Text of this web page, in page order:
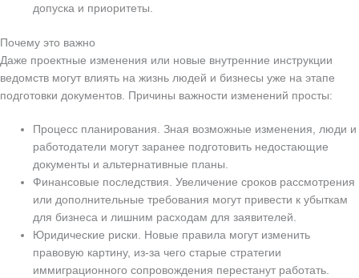
допуска и приоритеты.
Почему это важно
Даже проектные изменения или новые внутренние инструкции
ведомств могут влиять на жизнь людей и бизнесы уже на этапе
подготовки документов. Причины важности изменений просты:
Процесс планирования. Зная возможные изменения, люди и
работодатели могут заранее подготовить недостающие
документы и альтернативные планы.
Финансовые последствия. Увеличение сроков рассмотрения
или дополнительные требования могут привести к убыткам
для бизнеса и лишним расходам для заявителей.
Юридические риски. Новые правила могут изменить
правовую картину, из-за чего старые стратегии
иммиграционного сопровождения перестанут работать.